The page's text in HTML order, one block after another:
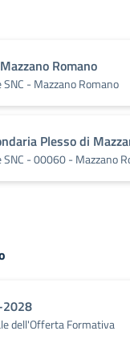
Romano
SNC - Mazzano Romano
Plesso di
SNC - 00060 - Mazzano
2028
dell'Offerta Formativa